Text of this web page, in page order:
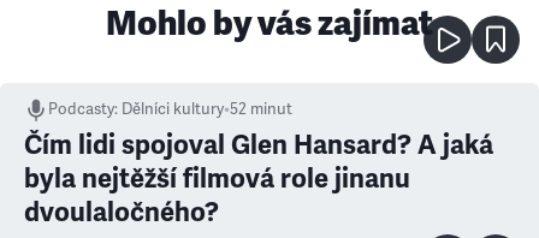
Mohlo by vás zajímat
Podcasty: Dělníci kultury•52 minut
Čím lidi spojoval Glen Hansard? A jaká
byla nejtěžší filmová role jinanu
dvoulaločného?